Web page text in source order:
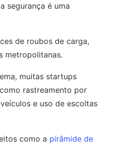
segurança é uma
de roubos de carga,
metropolitanas.
muitas startups
rastreamento por
e uso de escoltas
como a pirâmide de